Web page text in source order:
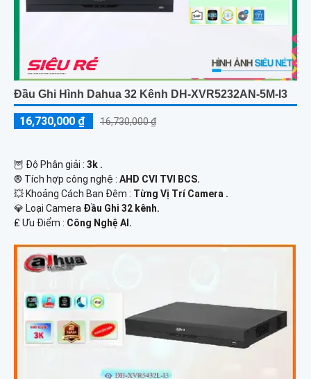
Đầu Ghi Hình Dahua 32 Kênh DH-XVR5232AN-5M-I3
16,730,000 ₫ 16,730,000 ₫
🦉 Độ Phân giải : 3k .
®️ Tích hợp công nghệ : AHD CVI TVI BCS.
💥 Khoảng Cách Ban Đêm : Từng Vị Trí Camera .
💎 Loại Camera Đầu Ghi 32 kênh.
️₤ Ưu Điểm : Công Nghệ AI.